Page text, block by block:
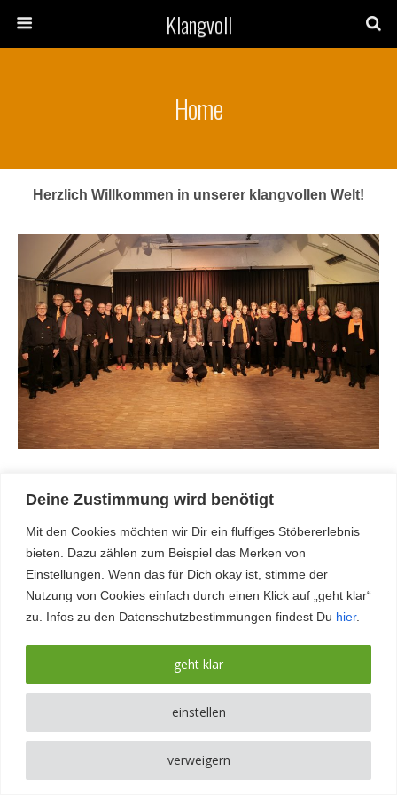
Deine Zustimmung wird benötigt
Mit den Cookies möchten wir Dir ein fluffiges Stöbererlebnis
bieten. Dazu zählen zum Beispiel das Merken von
Einstellungen. Wenn das für Dich okay ist, stimme der
Nutzung von Cookies einfach durch einen Klick auf „geht klar“
zu. Infos zu den Datenschutzbestimmungen findest Du hier.
einstellen
verweigern
geht klar
Klangvoll
Home
Herzlich Willkommen in unserer klangvollen Welt!
Viel Spaß beim Stöbern!
Aktuelles
Zurzeit erarbeiten wir ein neues Repertoire…freut Euch
auf brandneue Arrangements!